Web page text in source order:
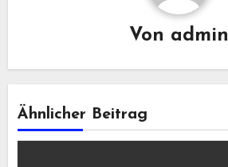
Von admin
Ähnlicher Beitrag